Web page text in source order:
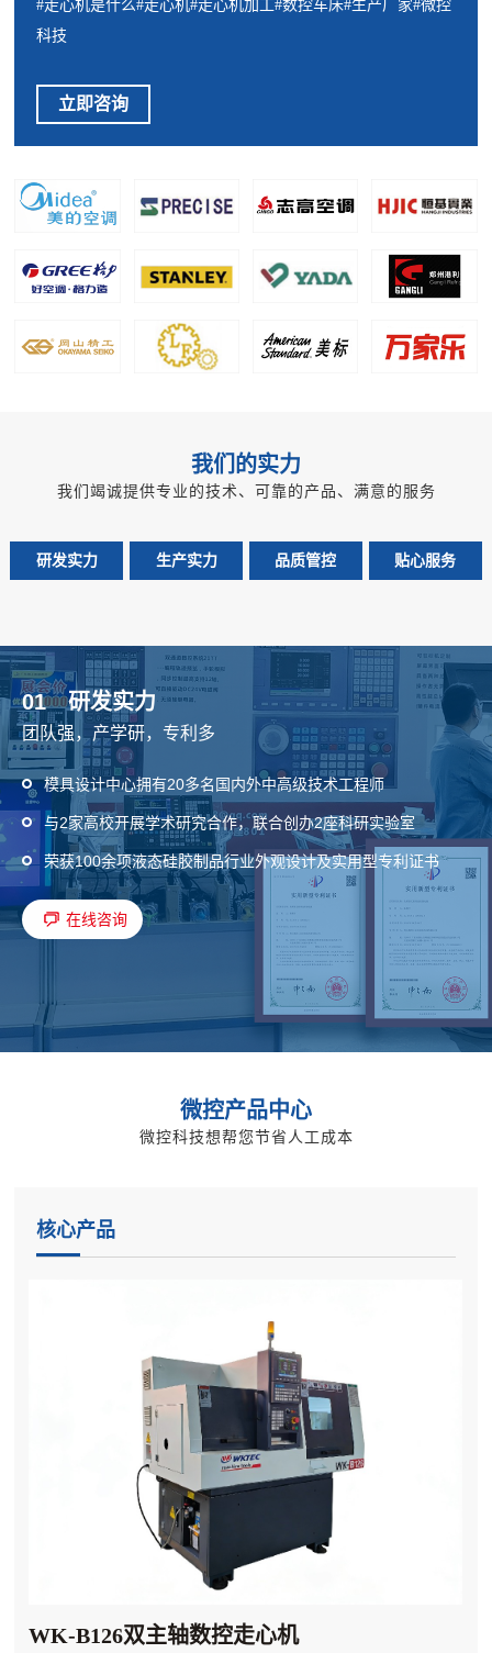
#走心机是什么#走心机#走心机加工#数控车床#生产厂家#微控
科技
立即咨询
我们的实力
我们竭诚提供专业的技术、可靠的产品、满意的服务
研发实力 生产实力 品质管控 贴心服务
01 研发实力
团队强，产学研，专利多
模具设计中心拥有20多名国内外中高级技术工程师
与2家高校开展学术研究合作，联合创办2座科研实验室
荣获100余项液态硅胶制品行业外观设计及实用型专利证书
在线咨询
微控产品中心
微控科技想帮您节省人工成本
核心产品
WK-B126双主轴数控走心机